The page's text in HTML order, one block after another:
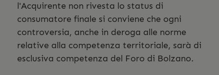
l'Acquirente non rivesta lo status di
consumatore finale si conviene che ogni
controversia, anche in deroga alle norme
relative alla competenza territoriale, sarà di
esclusiva competenza del Foro di Bolzano.